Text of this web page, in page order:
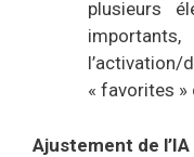
plusieurs
« favorites »
Ajustement de l’IA